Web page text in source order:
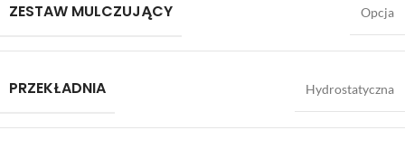
ZESTAW MULCZUJĄCY Opcja
PRZEKŁADNIA Hydrostatyczna